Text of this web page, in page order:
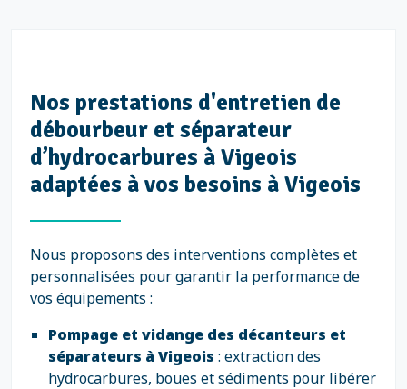
Nos prestations d'entretien de
débourbeur et séparateur
d’hydrocarbures à Vigeois
adaptées à vos besoins à Vigeois
Nous proposons des interventions complètes et
personnalisées pour garantir la performance de
vos équipements :
Pompage et vidange des décanteurs et
séparateurs à Vigeois : extraction des
hydrocarbures, boues et sédiments pour libérer